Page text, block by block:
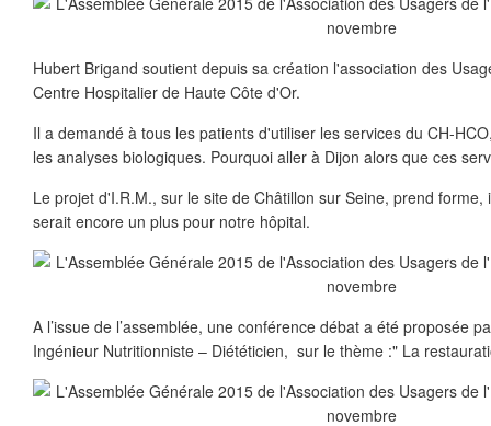
Hubert Brigand soutient depuis sa création l'association des
Centre Hospitalier de Haute Côte d'Or.
Il a demandé à tous les patients d'utiliser les services du CH-
les analyses biologiques. Pourquoi aller à Dijon alors que ces
Le projet d'I.R.M., sur le site de Châtillon sur Seine, prend
serait encore un plus pour notre hôpital.
A l’issue de l’assemblée, une conférence débat a été proposée
Ingénieur Nutritionniste – Diététicien, sur le thème :" La